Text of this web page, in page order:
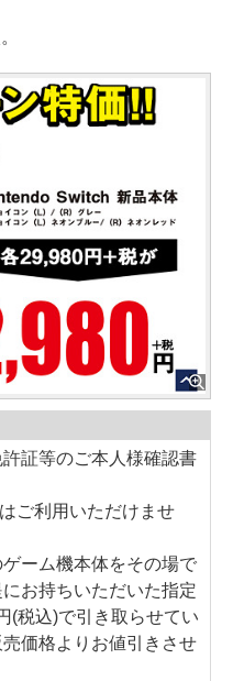
証等のご本人様確認書
ご利用いただけませ
ーム機本体をその場で
お持ちいただいた指定
(税込)で引き取らせてい
価格よりお値引きさせ